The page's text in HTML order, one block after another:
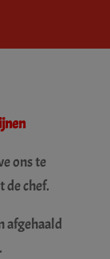
ons te
de chef.
afgehaald